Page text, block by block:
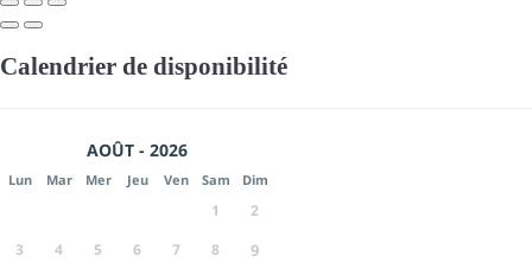
Calendrier de disponibilité
AOÛT - 2026
Lun Mar Mer Jeu Ven Sam Dim
1
2
3
4 5 6 7 8 9